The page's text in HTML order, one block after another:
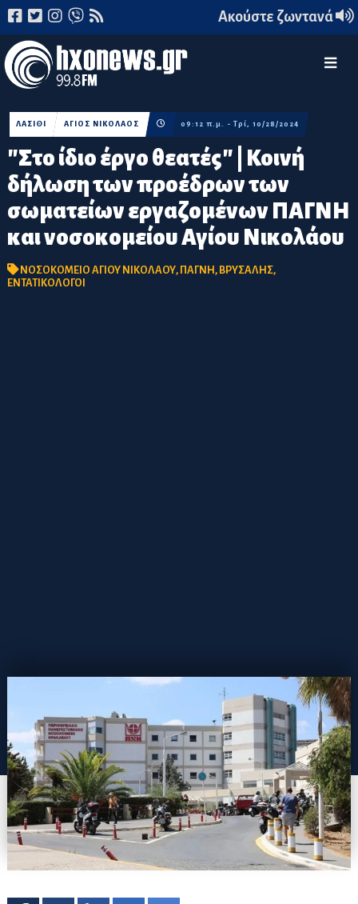
Ακούστε ζωντανά
"Στο ίδιο έργο θεατές" | Κοινή
δήλωση των προέδρων των
σωματείων εργαζομένων ΠΑΓΝΗ
και νοσοκομείου Αγίου Νικολάου
ΛΑΣΙΘΙ ΑΓΙΟΣ ΝΙΚΟΛΑΟΣ 09:12 π.μ. - Τρί, 10/28/2024
ΝΟΣΟΚΟΜΕΙΟ ΑΓΙΟΥ ΝΙΚΟΛΑΟΥ, ΠΑΓΝΗ, ΒΡΥΣΑΛΗΣ,
ΕΝΤΑΤΙΚΟΛΟΓΟΙ